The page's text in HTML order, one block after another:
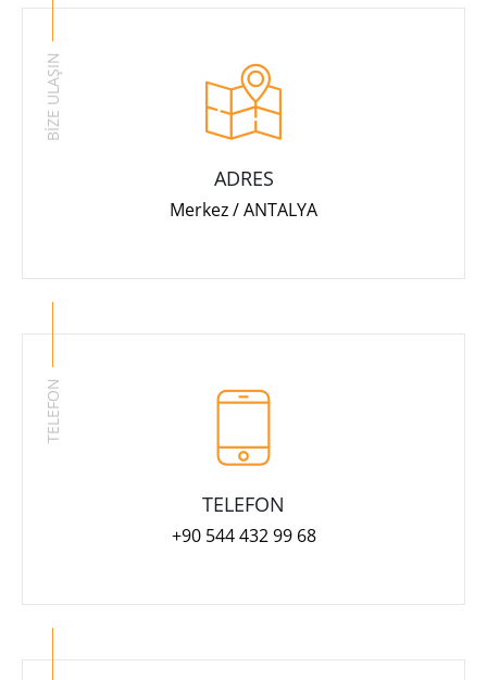
BİZE ULAŞIN
ADRES
Merkez / ANTALYA
TELEFON
TELEFON
+90 544 432 99 68